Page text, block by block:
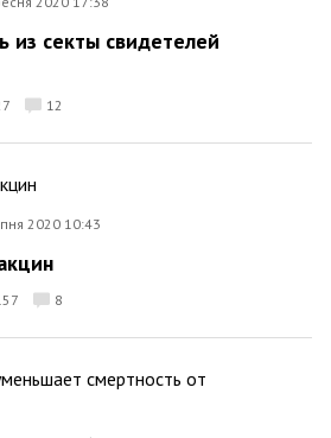
из секты свидетелей
12
2020 10:43
8